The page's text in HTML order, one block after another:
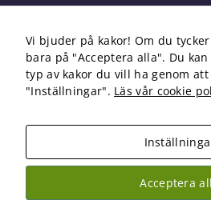
Förbundet
Om cookies
Copyright 2026 Fysioterapi |
Vi bjuder på kakor! Om du
bara på "Acceptera alla". Du
typ av kakor du vill ha genom att
"Inställningar". Läs vår cookie
Acceptera